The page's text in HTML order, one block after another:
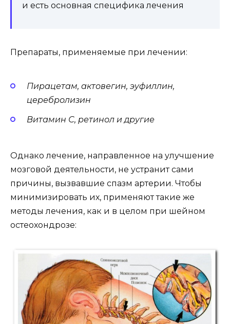
и есть основная специфика лечения
Препараты, применяемые при лечении:
Пирацетам, актовегин, эуфиллин,
церебролизин
Витамин С, ретинол и другие
Однако лечение, направленное на улучшение
мозговой деятельности, не устранит сами
причины, вызвавшие спазм артерии. Чтобы
минимизировать их, применяют такие же
методы лечения, как и в целом при шейном
остеохондрозе: